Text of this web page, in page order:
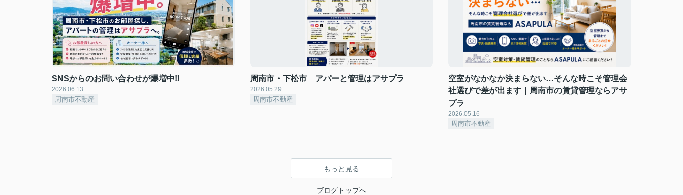
SNSからのお問い合わせが爆増中‼
2026.06.13
周南市不動産
周南市・下松市 アパーと管理はアサプラ
2026.05.29
周南市不動産
空室がなかなか決まらない…そんな時こそ管理会
社選びで差が出ます｜周南市の賃貸管理ならアサ
プラ
2026.05.16
周南市不動産
もっと見る
ブログトップへ